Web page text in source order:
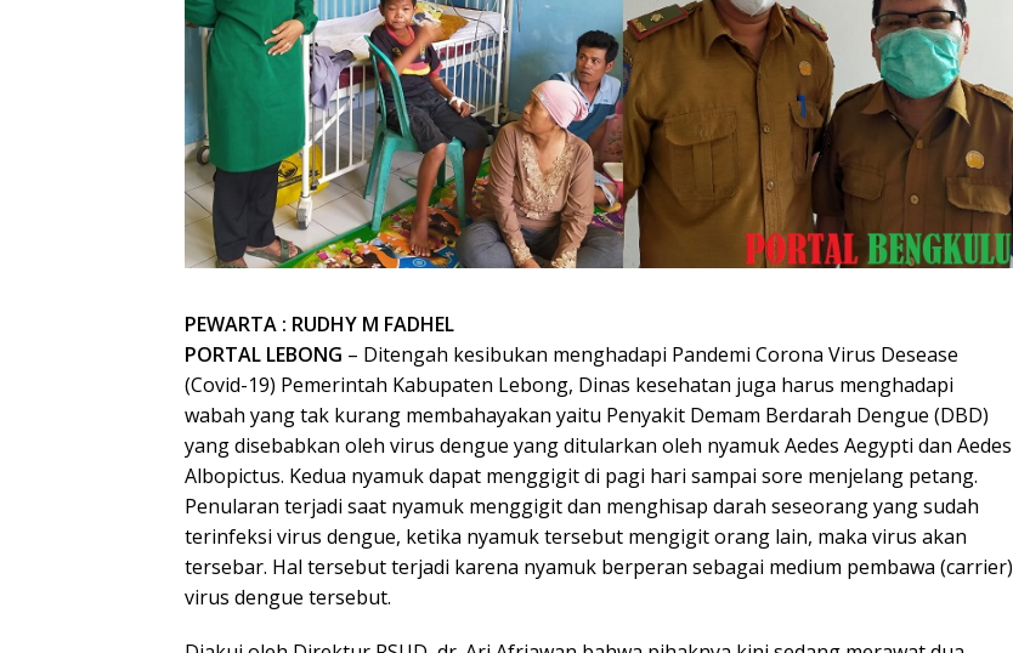
PEWARTA : RUDHY M FADHEL
PORTAL LEBONG – Ditengah kesibukan menghadapi Pandemi Corona Virus Desease
(Covid-19) Pemerintah Kabupaten Lebong, Dinas kesehatan juga harus menghadapi
wabah yang tak kurang membahayakan yaitu Penyakit Demam Berdarah Dengue (DBD)
yang disebabkan oleh virus dengue yang ditularkan oleh nyamuk Aedes Aegypti dan Aedes
Albopictus. Kedua nyamuk dapat menggigit di pagi hari sampai sore menjelang petang.
Penularan terjadi saat nyamuk menggigit dan menghisap darah seseorang yang sudah
terinfeksi virus dengue, ketika nyamuk tersebut mengigit orang lain, maka virus akan
tersebar. Hal tersebut terjadi karena nyamuk berperan sebagai medium pembawa (carrier)
virus dengue tersebut.